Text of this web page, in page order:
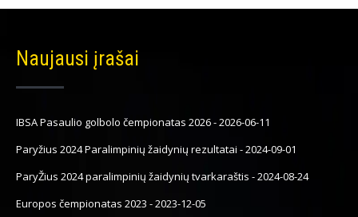
Naujausi įrašai
IBSA Pasaulio golbolo čempionatas 2026-2026-06-11
Paryžius 2024 Paralimpinių žaidynių rezultatai -2024-09-01
ParyŽius 2024 paralimpinių žaidynių tvarkaraštis -2024-08-24
Europos čempionatas 2023 -2023-12-05